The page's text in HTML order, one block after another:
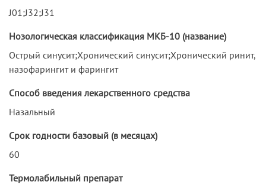
J01;J32;J31
Нозологическая классификация МКБ-10 (название)
Острый синусит;Хронический синусит;Хронический ринит,
назофарингит и фарингит
Способ введения лекарственного средства
Назальный
Срок годности базовый (в месяцах)
60
Термолабильный препарат